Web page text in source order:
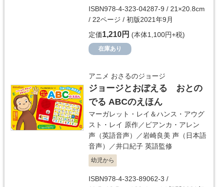
ISBN978-4-323-04287-9 / 21×20.8cm
/ 22ページ / 初版2021年9月
定価1,210円 (本体1,100円+税)
在庫あり
アニメ おさるのジョージ
ジョージとおぼえる おとの
でる ABCのえほん
マーガレット・レイ＆ハンス・アウグ
スト・レイ 原作／ ビアンカ・アレン
声（英語音声）／岩崎良美 声（日本語
音声）／井口紀子 英語監修
幼児から
ISBN978-4-323-89062-3 /